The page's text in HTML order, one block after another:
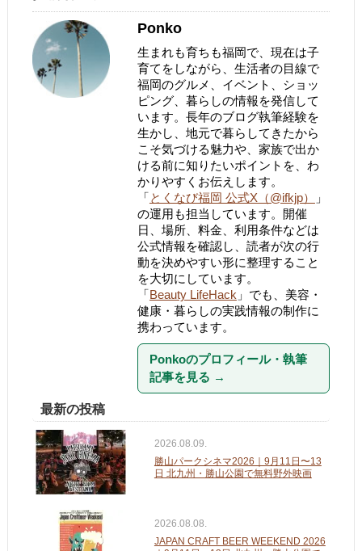
Ponko
生まれも育ちも福岡で、現在は子
育てをしながら、生活者の目線で
福岡のグルメ、イベント、ショッ
ピング、暮らしの情報を発信して
います。長年のブログ執筆経験を
生かし、地元で暮らしてきたから
こそ気づける魅力や、家族で出か
ける前に知りたいポイントを、わ
かりやすくお伝えします。
「とくなび福岡 公式X（@ifkjp）
」
の運用も担当しています。開催
日、場所、料金、利用条件などは
公式情報を確認し、読者が次の行
動を決めやすい形に整理すること
を大切にしています。
「Beauty LifeHack 」でも、美容・
健康・暮らしの実践情報の制作に
携わっています。
Ponkoのプロフィール・執筆
記事を見る →
最新の投稿
2026.08.09.
勝山パークシネマ2026｜9月11日〜13
日 北九州・勝山公園で無料野外映画
2026.08.08.
JAPAN CRAFT BEER WEEKEND 2026